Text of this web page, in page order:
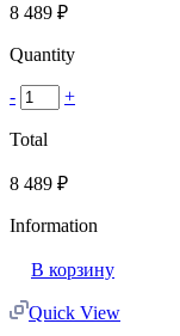
8 489 ₽
Quantity
- +
Total
8 489 ₽
Information
В корзину
Quick View